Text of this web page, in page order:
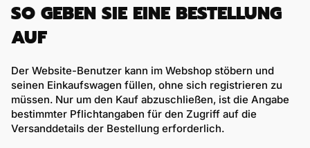
SO GEBEN SIE EINE BESTELLUNG
AUF
Der Website-Benutzer kann im Webshop stöbern und
seinen Einkaufswagen füllen, ohne sich registrieren zu
müssen. Nur um den Kauf abzuschließen, ist die Angabe
bestimmter Pflichtangaben für den Zugriff auf die
Versanddetails der Bestellung erforderlich.